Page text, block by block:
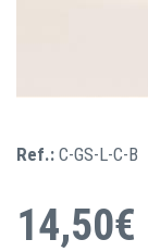
Ref.: C-GS-L-C-B
14,50€